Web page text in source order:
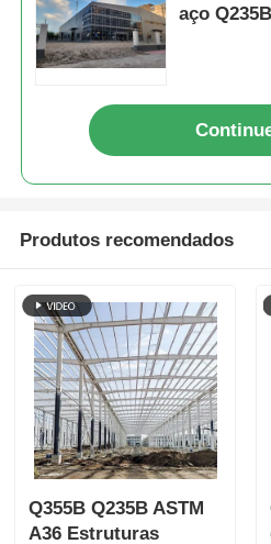
aço
Produtos recomendados
Q355B Q235B ASTM
A36 Estruturas